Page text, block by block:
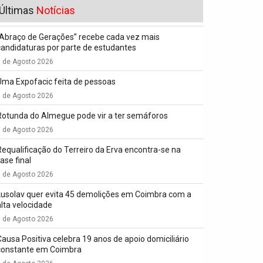
Notícias
de Gerações” recebe cada vez mais
por parte de estudantes
de Agosto 2026
Expofacic feita de pessoas
de Agosto 2026
do Almegue pode vir a ter semáforos
de Agosto 2026
do Terreiro da Erva encontra-se na
final
de Agosto 2026
quer evita 45 demolições em Coimbra com a
velocidade
de Agosto 2026
Positiva celebra 19 anos de apoio domiciliário
em Coimbra